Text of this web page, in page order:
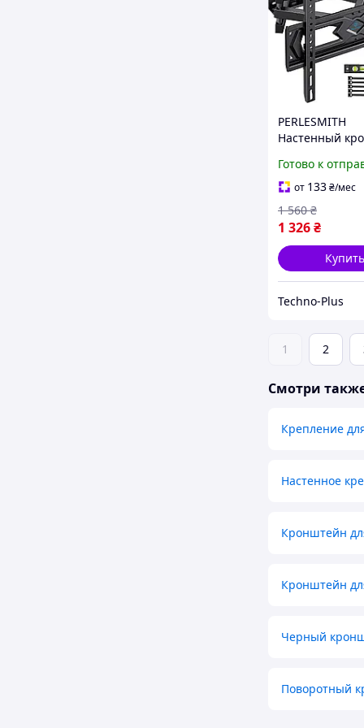
PERLESMITH
Настенный
поворотное
настенное
для 26-70-
400х400мм
Готово к
от 133₴/мес
1 326₴
1 560 ₴
Купить
Techno-Plus
1 2
Смотри
Крепление
Настенное
Кронштейн
Кронштейн
Черный
Поворотный